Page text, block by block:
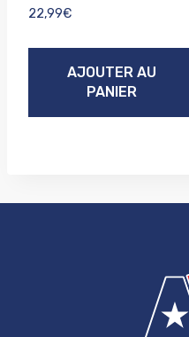
22,99€
AJOUTER AU
PANIER